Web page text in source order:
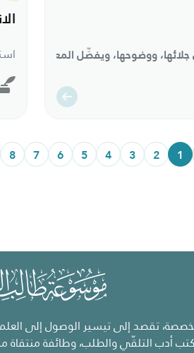
ووضوحها، ويفصِّل المعاني التي
1
2
3
4
5
6
7
8
تقصد إلى تيسير الوصول إلى العلم
أدب التلقّي والطلب، وطائفة منتقاة